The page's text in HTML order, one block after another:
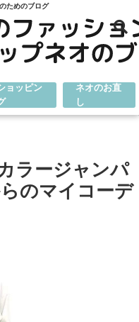
ためのブログ
ョッピン
ネオのお直
し
ラージャンパ
のマイコーデ